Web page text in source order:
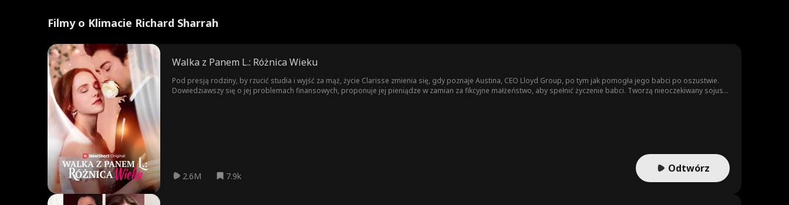
Filmy o Klimacie Richard Sharrah
Walka z Panem L.: Różnica Wieku
Pod presją rodziny, by rzucić studia i wyjść za mąż, życie Clarisse zmienia się, gdy poznaje Austina, CEO Lloyd Group, po tym jak pomogła jego babci po oszustwie.
Dowiedziawszy się o jej problemach finansowych, proponuje jej pieniądze w zamian za fikcyjne małżeństwo, aby spełnić życzenie babci. Tworzą nieoczekiwany sojusz,
2.6M 7.9k
Odtwórz